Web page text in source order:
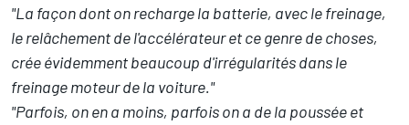
"La façon dont on recharge la batterie, avec le freinage,
le relâchement de l'accélérateur et ce genre de choses,
crée évidemment beaucoup d'irrégularités dans le
freinage moteur de la voiture."
"Parfois, on en a moins, parfois on a de la poussée et